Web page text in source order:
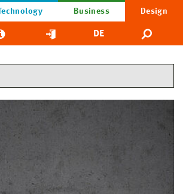
Technology Business Design
DE